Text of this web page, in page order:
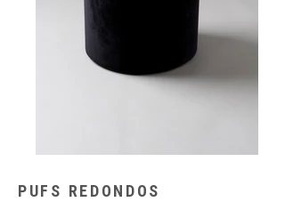
PUFS REDONDOS